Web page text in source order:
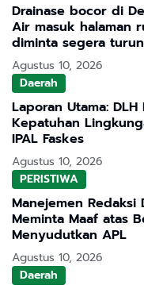
Drainase bocor di
Air masuk halaman
diminta segera
Agustus 10, 2026
Daerah
Laporan Utama:
Kepatuhan
IPAL Faskes
Agustus 10, 2026
PERISTIWA
Manejemen Redaksi
Meminta Maaf atas
Menyudutkan APL
Agustus 10, 2026
Daerah